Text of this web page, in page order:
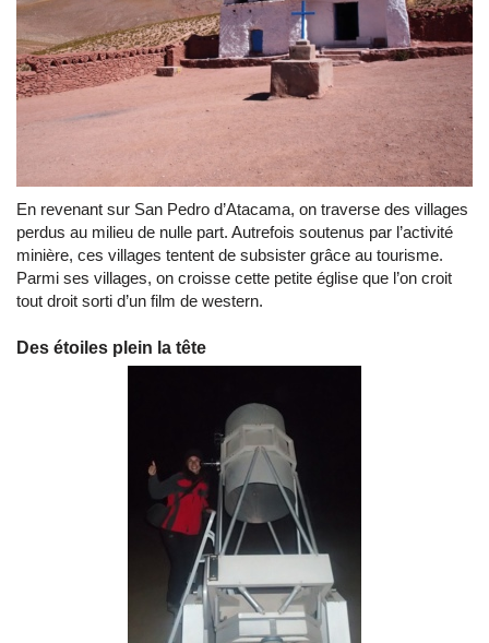
En revenant sur San Pedro d’Atacama, on traverse des villages
perdus au milieu de nulle part. Autrefois soutenus par l’activité
minière, ces villages tentent de subsister grâce au tourisme.
Parmi ses villages, on croisse cette petite église que l’on croit
tout droit sorti d’un film de western.
Des étoiles plein la tête